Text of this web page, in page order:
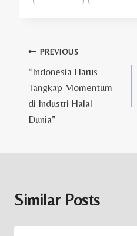
Post
navigation
PREVIOUS
“Indonesia Harus
Tangkap Momentum
di Industri Halal
Dunia”
Similar Posts